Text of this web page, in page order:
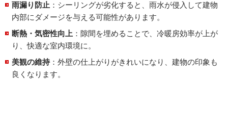
雨漏り防止 ：シーリングが劣化すると、雨水が侵入して建物
内部にダメージを与える可能性があります。
断熱・気密性向上 ：隙間を埋めることで、冷暖房効率が上が
り、快適な室内環境に。
美観の維持：外壁の仕上がりがきれいになり、建物の印象も
良くなります。